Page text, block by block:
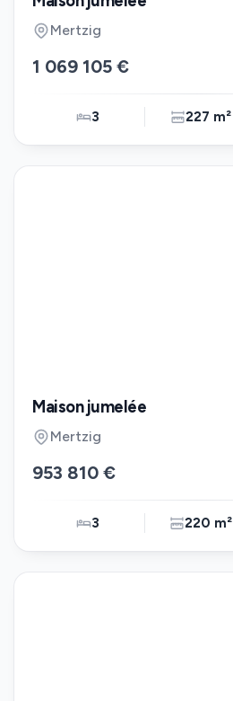
Mertzig
1 069 105 €
3 227 m²
Maison jumelée
Mertzig
953 810 €
3 220 m²